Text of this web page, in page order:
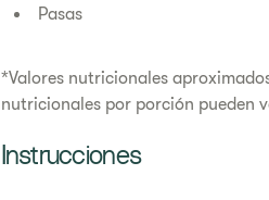
Pasas
*Valores nutricionales
nutricionales por porción pueden
Instrucciones